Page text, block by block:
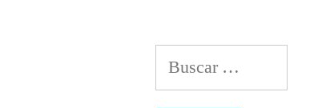
Buscar: